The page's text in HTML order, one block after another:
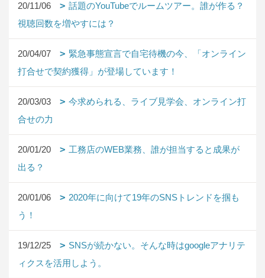
20/11/06
話題のYouTubeでルームツアー。誰が作る？
視聴回数を増やすには？
20/04/07
緊急事態宣言で自宅待機の今、「オンライン
打合せで契約獲得」が登場しています！
20/03/03
今求められる、ライブ見学会、オンライン打
合せの力
20/01/20
工務店のWEB業務、誰が担当すると成果が
出る？
20/01/06
2020年に向けて19年のSNSトレンドを掴も
う！
19/12/25
SNSが続かない。そんな時はgoogleアナリテ
ィクスを活用しよう。